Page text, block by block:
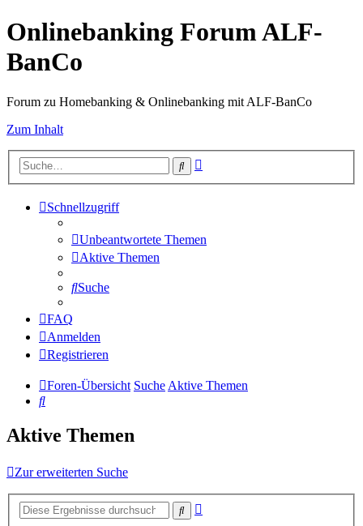
Onlinebanking Forum ALF-
BanCo
Forum zu Homebanking & Onlinebanking mit ALF-BanCo
Zum Inhalt
Suche
Schnellzugriff
Unbeantwortete Themen
Aktive Themen
Suche
FAQ
Anmelden
Registrieren
Foren-Übersicht SucheAktive Themen
Suche
Aktive Themen
Zur erweiterten Suche
Suche